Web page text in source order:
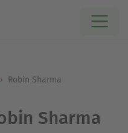
Robin Sharma
Sharma